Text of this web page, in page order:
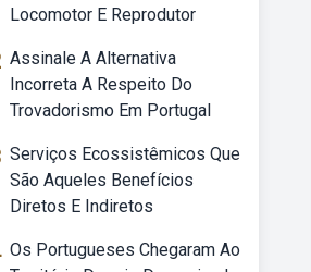
Locomotor E Reprodutor
Assinale A Alternativa
Incorreta A Respeito Do
Trovadorismo Em Portugal
Serviços Ecossistêmicos Que
São Aqueles Benefícios
Diretos E Indiretos
Os Portugueses Chegaram Ao